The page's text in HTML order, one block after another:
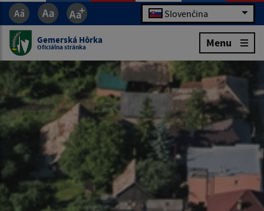
Slovenčina
Gemerská Hôrka
Oficiálna stránka Menu